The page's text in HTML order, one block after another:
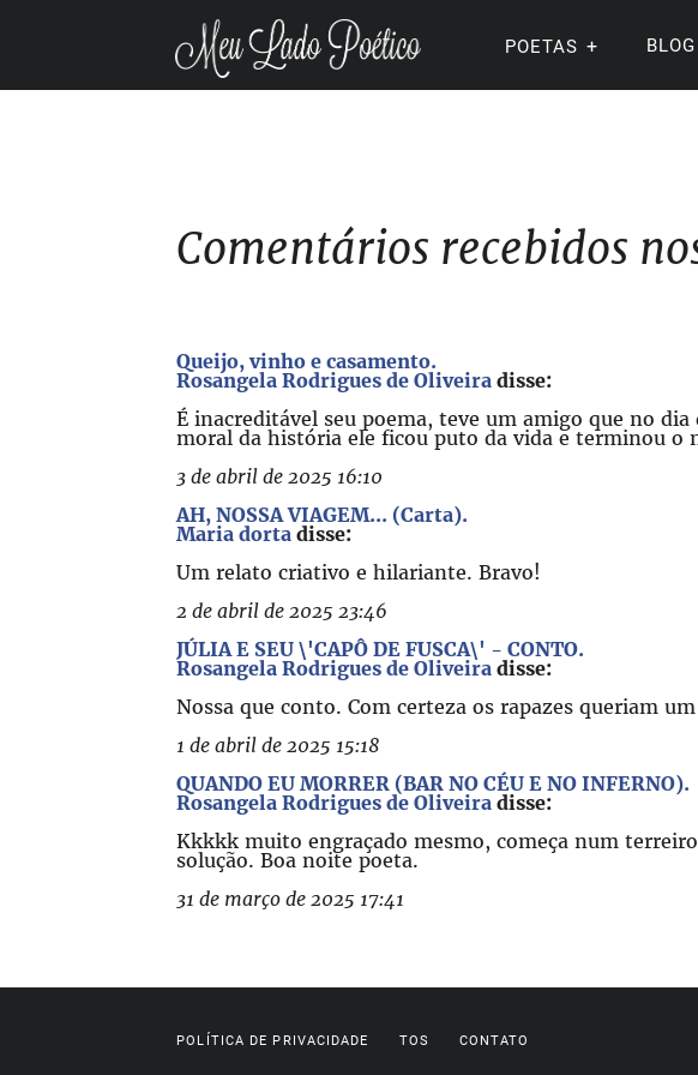
POETAS BLOG
Comentários recebidos
Queijo, vinho e casamento.
Rosangela Rodrigues de Oliveira disse:
É inacreditável seu poema, teve um amigo que no
moral da história ele ficou puto da vida e terminou o
3 de abril de 2025 16:10
AH, NOSSA VIAGEM... (Carta).
Maria dorta disse:
Um relato criativo e hilariante. Bravo!
2 de abril de 2025 23:46
JÚLIA E SEU \'CAPÔ DE FUSCA\' - CONTO.
Rosangela Rodrigues de Oliveira disse:
Nossa que conto. Com certeza os rapazes queriam
1 de abril de 2025 15:18
QUANDO EU MORRER (BAR NO CÉU E NO INFERNO).
Rosangela Rodrigues de Oliveira disse:
Kkkkk muito engraçado mesmo, começa num
solução. Boa noite poeta.
31 de março de 2025 17:41
POLÍTICA DE PRIVACIDADE TOS CONTATO